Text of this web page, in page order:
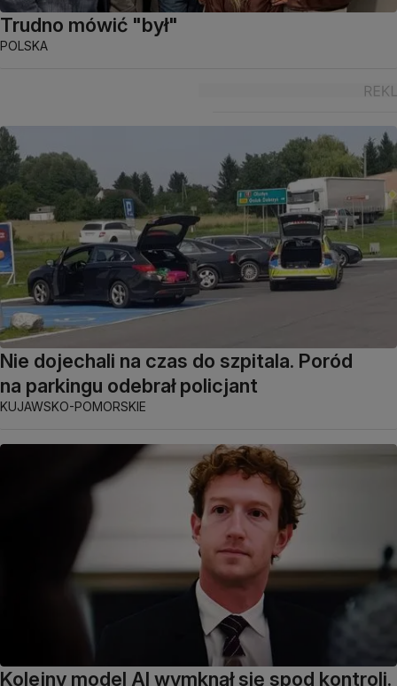
Trudno mówić "był"
POLSKA
Nie dojechali na czas do szpitala. Poród
na parkingu odebrał policjant
KUJAWSKO-POMORSKIE
Kolejny model AI wymknął się spod kontroli.